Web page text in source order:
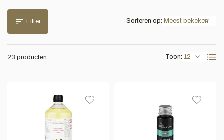
Filter
23 producten Toon:
Sorteren op: